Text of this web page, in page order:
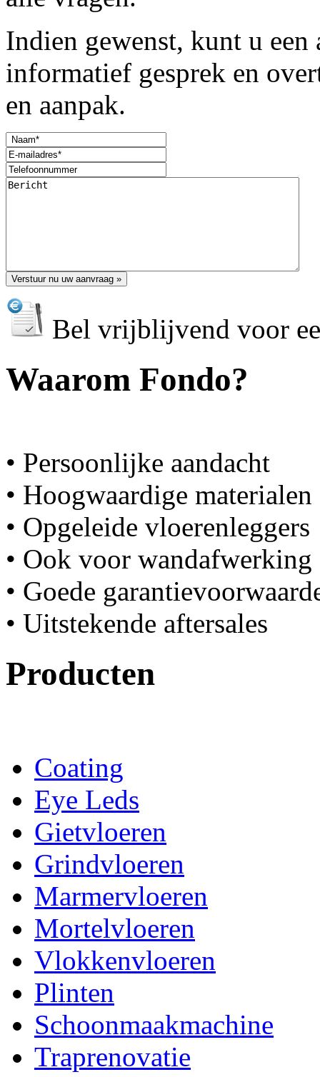
Indien gewenst, kunt u een
informatief gesprek en
en aanpak.
Bel vrijblijvend voor
Waarom Fondo?
• Persoonlijke aandacht
• Hoogwaardige materialen
• Opgeleide vloerenleggers
• Ook voor wandafwerking
• Goede
• Uitstekende aftersales
Producten
Coating
Eye Leds
Gietvloeren
Grindvloeren
Marmervloeren
Mortelvloeren
Vlokkenvloeren
Plinten
Schoonmaakmachine
Traprenovatie